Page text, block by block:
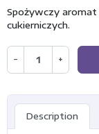
Spożywczy aromat
cukierniczych.
− +
Description